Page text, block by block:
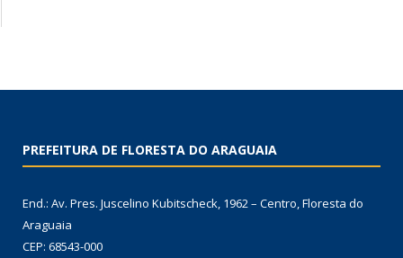
PREFEITURA DE FLORESTA DO ARAGUAIA
End.: Av. Pres. Juscelino Kubitscheck, 1962 – Centro, Floresta do
Araguaia
CEP: 68543-000